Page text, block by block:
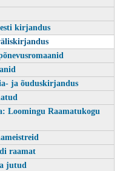
kirjandus
ja õuduskirjandus
Loomingu Raamatukogu
raamat
jutud